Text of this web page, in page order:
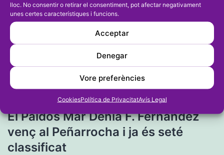
lloc. No consentir o retirar el consentiment, pot afectar negativament
unes certes característiques i funcions.
Acceptar
Denegar
Vore preferències
CookiesPolítica de PrivacitatAvís Legal
Navegació
d'entrades
Entrada anterior
El Paidos Mar Dénia F. Fernández
venç al Peñarrocha i ja és seté
classificat